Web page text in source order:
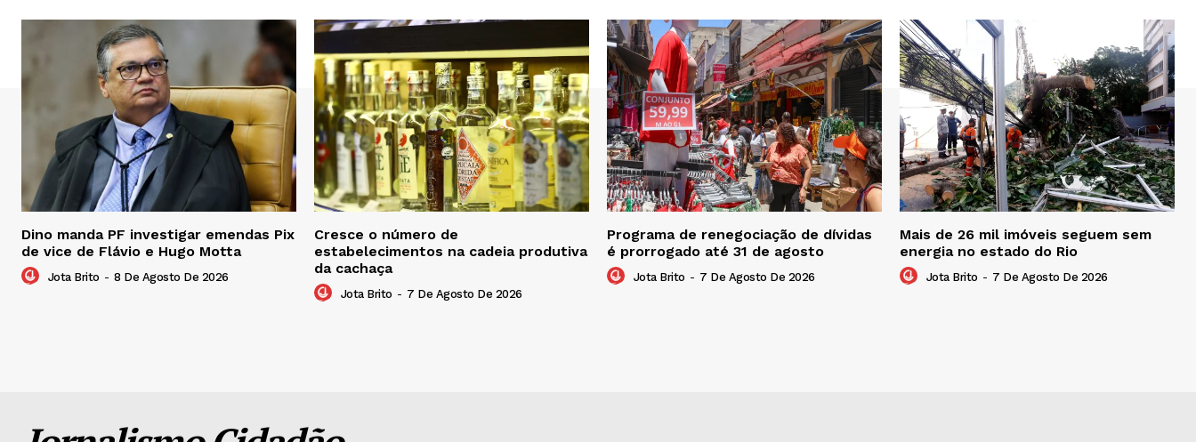
Dino manda PF investigar emendas Pix
de vice de Flávio e Hugo Motta
Jota Brito - 8 De Agosto De 2026
Cresce o número de
estabelecimentos na cadeia produtiva
da cachaça
Jota Brito - 7 De Agosto De 2026
Programa de renegociação de dívidas
é prorrogado até 31 de agosto
Jota Brito - 7 De Agosto De 2026
Mais de 26 mil imóveis seguem sem
energia no estado do Rio
Jota Brito - 7 De Agosto De 2026